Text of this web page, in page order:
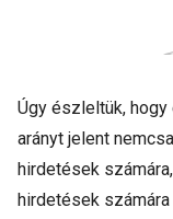
Úgy észleltük,
arányt jelent
hirdetések
hirdetések